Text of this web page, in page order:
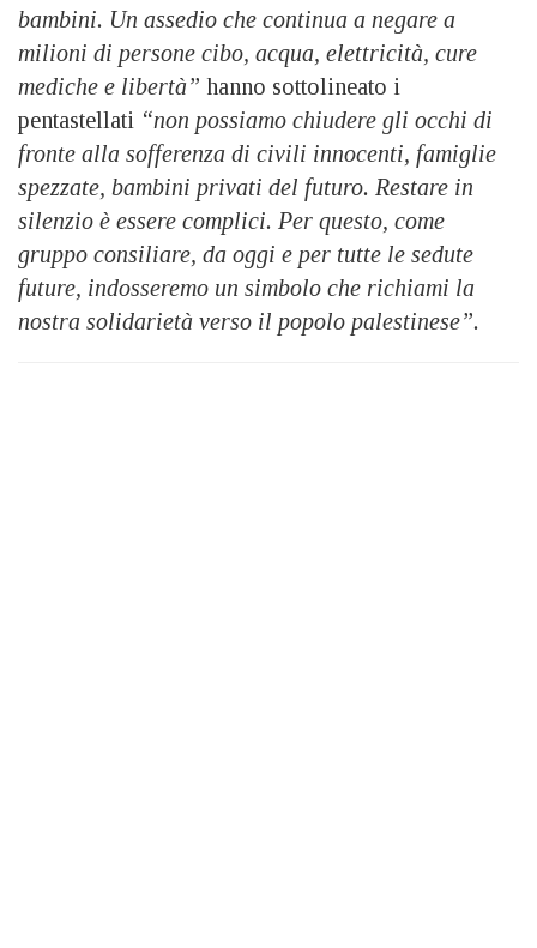
bambini. Un assedio che continua a negare a
milioni di persone cibo, acqua, elettricità, cure
mediche e libertà” hanno sottolineato i
pentastellati “non possiamo chiudere gli occhi di
fronte alla sofferenza di civili innocenti, famiglie
spezzate, bambini privati del futuro. Restare in
silenzio è essere complici. Per questo, come
gruppo consiliare, da oggi e per tutte le sedute
future, indosseremo un simbolo che richiami la
nostra solidarietà verso il popolo palestinese”.